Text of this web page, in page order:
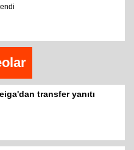
transfer yanıtı